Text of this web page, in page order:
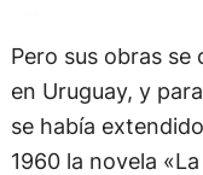
Pero sus obras
en Uruguay, y
se había
1960 la novela